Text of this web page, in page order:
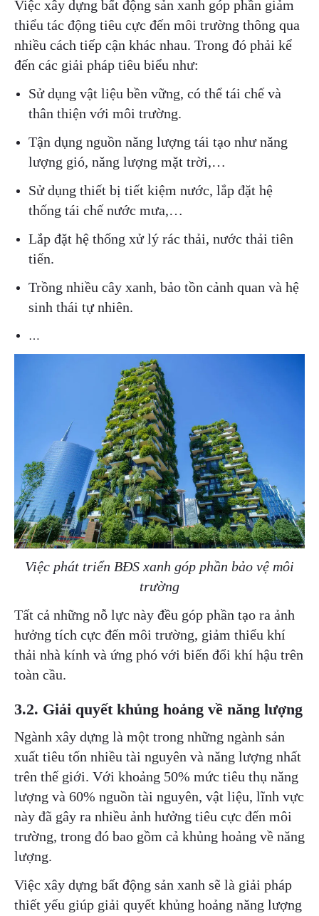
Việc xây dựng bất động sản xanh góp phần giảm
thiểu tác động tiêu cực đến môi trường thông qua
nhiều cách tiếp cận khác nhau. Trong đó phải kể
đến các giải pháp tiêu biểu như:
Sử dụng vật liệu bền vững, có thể tái chế và
thân thiện với môi trường.
Tận dụng nguồn năng lượng tái tạo như năng
lượng gió, năng lượng mặt trời,…
Sử dụng thiết bị tiết kiệm nước, lắp đặt hệ
thống tái chế nước mưa,…
Lắp đặt hệ thống xử lý rác thải, nước thải tiên
tiến.
Trồng nhiều cây xanh, bảo tồn cảnh quan và hệ
sinh thái tự nhiên.
…
Việc phát triển BĐS xanh góp phần bảo vệ môi
trường
Tất cả những nỗ lực này đều góp phần tạo ra ảnh
hưởng tích cực đến môi trường, giảm thiểu khí
thải nhà kính và ứng phó với biến đổi khí hậu trên
toàn cầu.
3.2. Giải quyết khủng hoảng về năng lượng
Ngành xây dựng là một trong những ngành sản
xuất tiêu tốn nhiều tài nguyên và năng lượng nhất
trên thế giới. Với khoảng 50% mức tiêu thụ năng
lượng và 60% nguồn tài nguyên, vật liệu, lĩnh vực
này đã gây ra nhiều ảnh hưởng tiêu cực đến môi
trường, trong đó bao gồm cả khủng hoảng về năng
lượng.
Việc xây dựng bất động sản xanh sẽ là giải pháp
thiết yếu giúp giải quyết khủng hoảng năng lượng